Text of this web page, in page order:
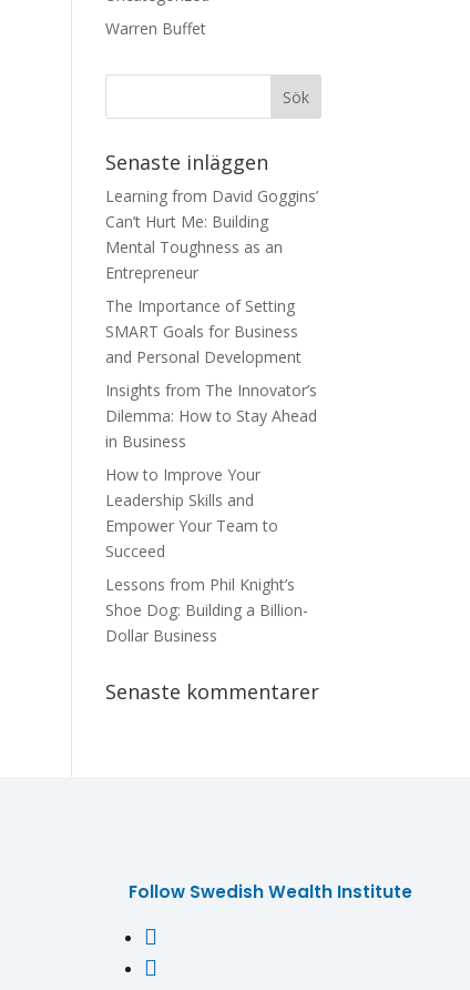
Warren Buffet
Senaste inläggen
Learning from David Goggins’
Can’t Hurt Me: Building
Mental Toughness as an
Entrepreneur
The Importance of Setting
SMART Goals for Business
and Personal Development
Insights from The Innovator’s
Dilemma: How to Stay Ahead
in Business
How to Improve Your
Leadership Skills and
Empower Your Team to
Succeed
Lessons from Phil Knight’s
Shoe Dog: Building a Billion-
Dollar Business
Senaste kommentarer
Follow Swedish Wealth Institute

